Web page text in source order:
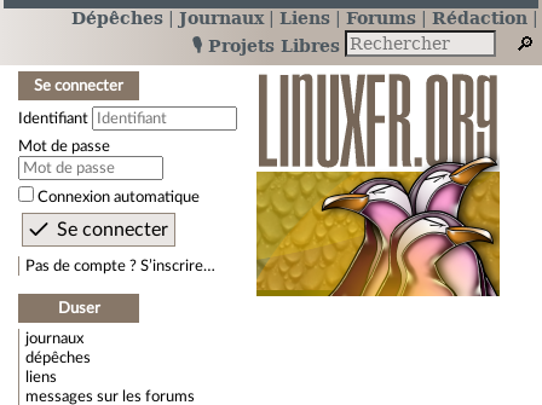
Dépêches Journaux Liens Forums
Rédaction
🎙️ Projets Libres
Se connecter
Identifiant
Mot de passe
Connexion automatique
Pas de compte ? S’inscrire…
Duser
journaux
dépêches
liens
messages sur les forums